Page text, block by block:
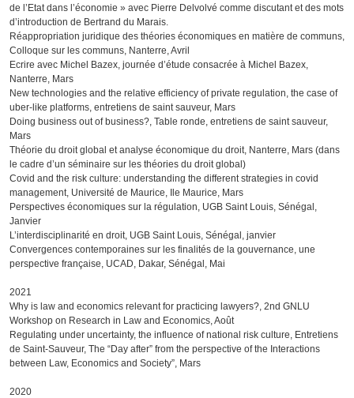
de l’Etat dans l’économie » avec Pierre Delvolvé comme discutant et des mots
d’introduction de Bertrand du Marais.
Réappropriation juridique des théories économiques en matière de communs,
Colloque sur les communs, Nanterre, Avril
Ecrire avec Michel Bazex, journée d’étude consacrée à Michel Bazex,
Nanterre, Mars
New technologies and the relative efficiency of private regulation, the case of
uber-like platforms, entretiens de saint sauveur, Mars
Doing business out of business?, Table ronde, entretiens de saint sauveur,
Mars
Théorie du droit global et analyse économique du droit, Nanterre, Mars (dans
le cadre d’un séminaire sur les théories du droit global)
Covid and the risk culture: understanding the different strategies in covid
management, Université de Maurice, Ile Maurice, Mars
Perspectives économiques sur la régulation, UGB Saint Louis, Sénégal,
Janvier
L’interdisciplinarité en droit, UGB Saint Louis, Sénégal, janvier
Convergences contemporaines sur les finalités de la gouvernance, une
perspective française, UCAD, Dakar, Sénégal, Mai
2021
Why is law and economics relevant for practicing lawyers?, 2nd GNLU
Workshop on Research in Law and Economics, Août
Regulating under uncertainty, the influence of national risk culture, Entretiens
de Saint-Sauveur, The “Day after” from the perspective of the Interactions
between Law, Economics and Society”, Mars
2020